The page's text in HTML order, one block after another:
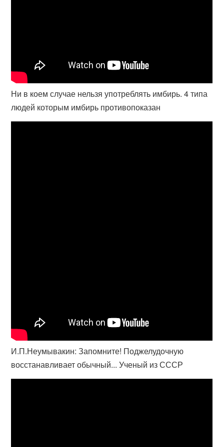
Ни в коем случае нельзя употреблять имбирь. 4 типа
людей которым имбирь противопоказан
И.П.Неумывакин: Запомните! Поджелудочную
восстанавливает обычный... Ученый из СССР